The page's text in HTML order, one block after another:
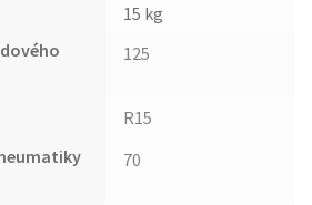
15 kg
125
R15
70